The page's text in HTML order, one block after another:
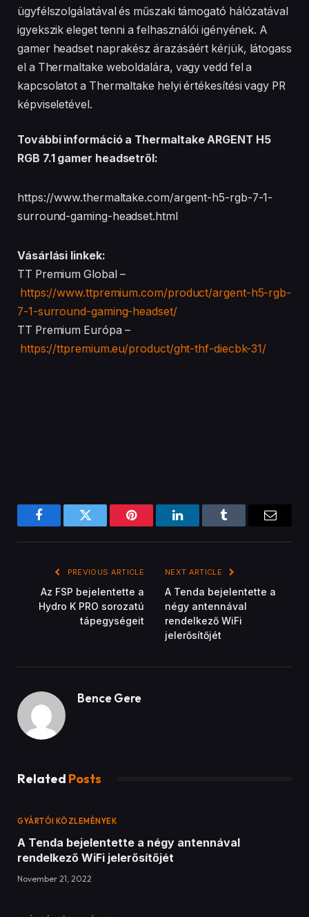
ügyfélszolgálatával és műszaki támogató hálózatával
igyekszik eleget tenni a felhasználói igényének. A
gamer headset naprakész árazásáért kérjük, látogass
el a Thermaltake weboldalára, vagy vedd fel a
kapcsolatot a Thermaltake helyi értékesítési vagy PR
képviseletével.
További információ a Thermaltake ARGENT H5
RGB 7.1 gamer headsetről:
https://www.thermaltake.com/argent-h5-rgb-7-1-
surround-gaming-headset.html​​​​​​​
Vásárlási linkek:
TT Premium Global –
https://www.ttpremium.com/product/argent-h5-rgb-
7-1-surround-gaming-headset/
TT Premium Európa –
https://ttpremium.eu/product/ght-thf-diecbk-31/
FacebookTwitter Pinterest LinkedInTumblr
PREVIOUS ARTICLE
Az FSP bejelentette a
Hydro K PRO sorozatú
tápegységeit
NEXT ARTICLE
A Tenda bejelentette a
négy antennával
rendelkező WiFi
jelerősítőjét
Bence Gere
Related Posts
GYÁRTÓI KÖZLEMÉNYEK
A Tenda bejelentette a négy antennával
rendelkező WiFi jelerősítőjét
November 21, 2022